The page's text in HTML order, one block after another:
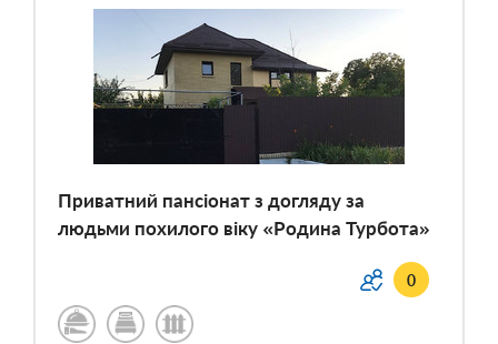
Приватний пансіонат з догляду за
людьми похилого віку «Родина Турбота»
0